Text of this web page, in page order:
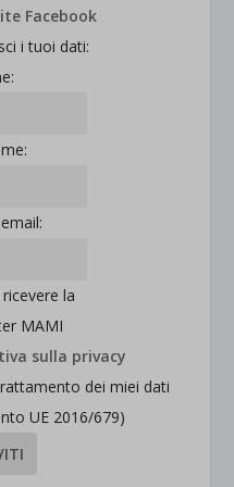
i tuoi dati:
la
MAMI
sulla privacy
dei miei dati
UE 2016/679)